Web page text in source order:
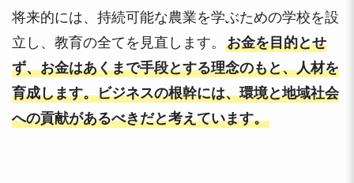
将来的には、持続可能な農業を学ぶための学校を設
立し、教育の全てを見直します。お金を目的とせ
ず、お金はあくまで手段とする理念のもと、人材を
育成します。ビジネスの根幹には、環境と地域社会
への貢献があるべきだと考えています。